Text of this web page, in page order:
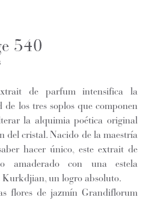
540
de parfum intensifica la
los tres soplos que componen
la alquimia poética original
del cristal. Nacido de la maestría
hacer único, este extrait de
amaderado con una estela
Kurkdjian, un logro absoluto.
flores de jazmín Grandiflorum